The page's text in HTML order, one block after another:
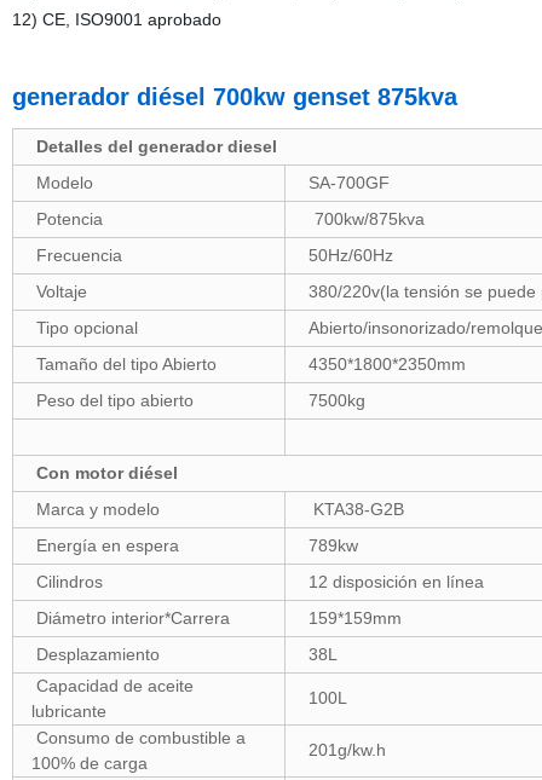
12) CE, ISO9001 aprobado
generador diésel 700kw genset 875kva
Detalles del generador diesel
Modelo
SA-700GF
Potencia
700kw/875kva
Frecuencia
50Hz/60Hz
Voltaje
380/220v(la tensión se puede
Tipo opcional
Abierto/insonorizado/remolque
Tamaño del tipo Abierto
4350*1800*2350mm
Peso del tipo abierto
7500kg
Con motor diésel
Marca y modelo
KTA38-G2B
Energía en espera
789kw
Cilindros
12 disposición en línea
Diámetro interior*Carrera
159*159mm
Desplazamiento
38L
Capacidad de aceite
lubricante
100L
Consumo de combustible a
100% de carga
201g/kw.h